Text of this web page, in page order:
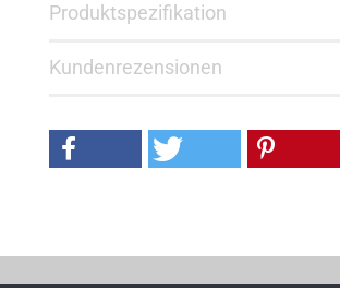
Produktspezifikation
Kundenrezensionen